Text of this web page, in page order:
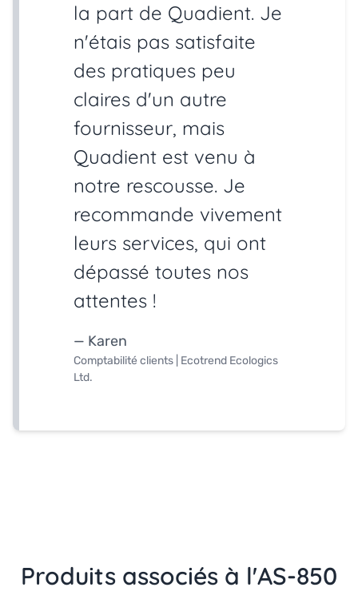
la part de Quadient. Je
n'étais pas satisfaite
des pratiques peu
claires d'un autre
fournisseur, mais
Quadient est venu à
notre rescousse. Je
recommande vivement
leurs services, qui ont
dépassé toutes nos
attentes !
— Karen
Comptabilité clients | Ecotrend Ecologics
Ltd.
Produits associés à l'AS-850